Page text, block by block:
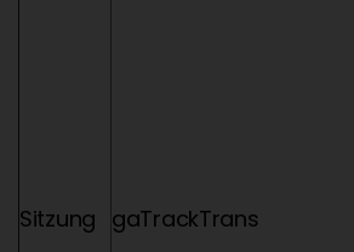
Sitzung gaTrackTrans